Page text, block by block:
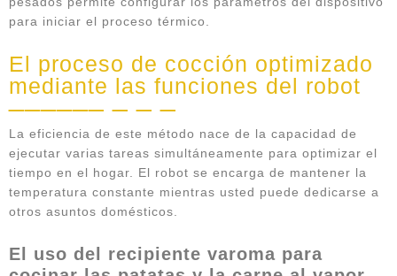
para iniciar el proceso térmico.
El proceso de cocción optimizado
mediante las funciones del robot
La eficiencia de este método nace de la capacidad de
ejecutar varias tareas simultáneamente para optimizar el
tiempo en el hogar. El robot se encarga de mantener la
temperatura constante mientras usted puede dedicarse a
otros asuntos domésticos.
El uso del recipiente varoma para